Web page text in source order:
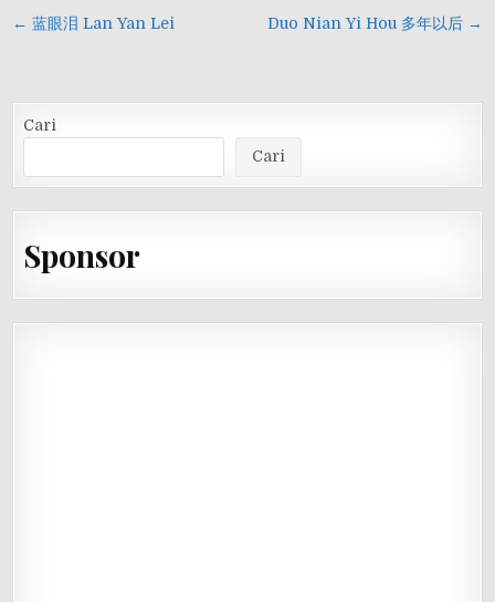
Navigasi
← 蓝眼泪 Lan Yan Lei Duo Nian Yi Hou 多年以后 →
Cari
Cari
Sponsor